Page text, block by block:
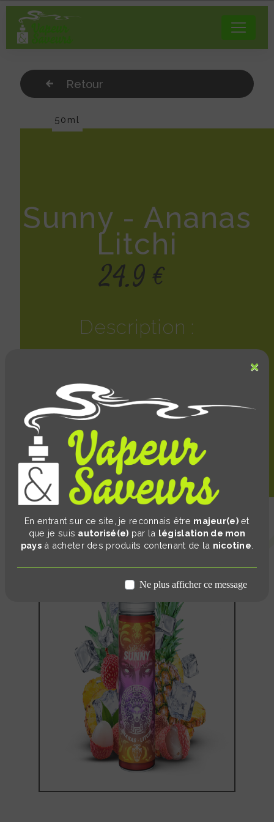
×
En entrant sur ce site, je reconnais être majeur(e)et
que je suis autorisé(e) par la législation de mon
pays à acheter des produits contenant de la nicotine
Ne plus afficher ce message
Sunny - Ananas
Litchi
24.9 €
Description :
rencontrent dans Sunny, offrant une escapade
tropicale aux saveurs douces et envoûtantes. Chaque
bouffée est une explosion fruitée et lumineuse, où la
fraîcheur de l’ananas se mêle à la douceur florale du
litchi, pour une expérience gustative éclatante et
dépaysante.
50ml
Retour
Panneau de gestion des cookies